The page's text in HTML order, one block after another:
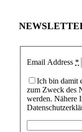
Email Address *
Ich bin damit
zum Zweck des
werden. Nähere